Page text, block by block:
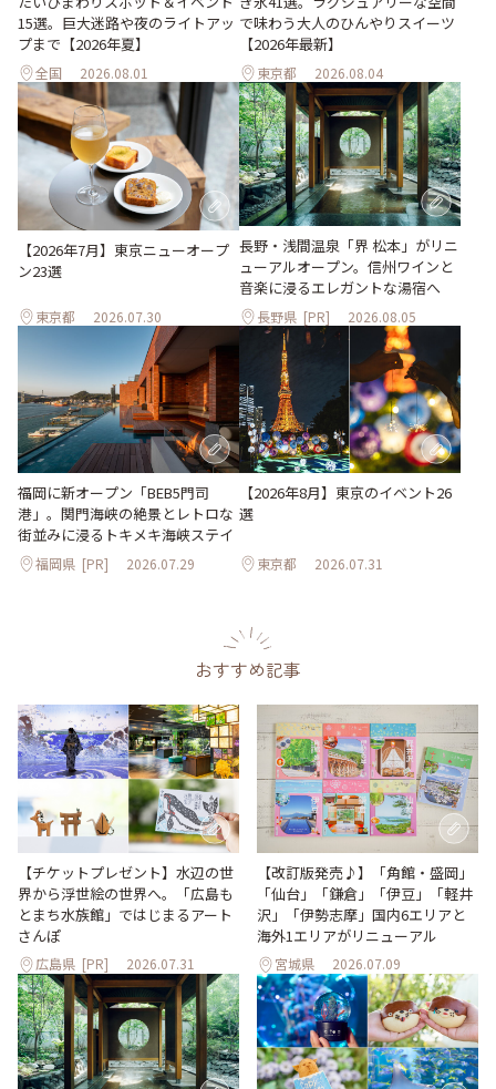
15選。巨大迷路や夜のライトアッ
プまで【2026年夏】
全国 2026.08.01
で味わう大人のひんやりスイーツ
【2026年最新】
東京都 2026.08.04
【2026年7月】東京ニューオープ
ン23選
東京都 2026.07.30
長野・浅間温泉「界 松本」がリニ
ューアルオープン。信州ワインと
音楽に浸るエレガントな湯宿へ
長野県 [PR] 2026.08.05
福岡に新オープン「BEB5門司
港」。関門海峡の絶景とレトロな
街並みに浸るトキメキ海峡ステイ
福岡県 [PR] 2026.07.29
【2026年8月】東京のイベント26
選
東京都 2026.07.31
おすすめ記事
【チケットプレゼント】水辺の世
界から浮世絵の世界へ。「広島も
とまち水族館」ではじまるアート
さんぽ
広島県 [PR] 2026.07.31
【改訂版発売♪】「角館・盛岡」
「仙台」「鎌倉」「伊豆」「軽井
沢」「伊勢志摩」国内6エリアと
海外1エリアがリニューアル
宮城県 2026.07.09